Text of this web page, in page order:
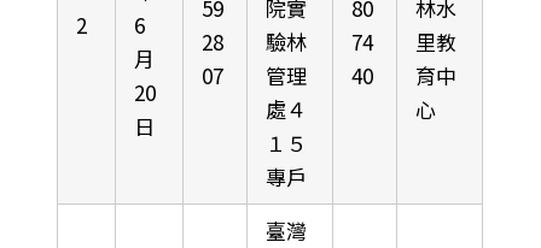
2
6
月
20
日
59
28
07
院實
驗林
管理
處４
１５
專戶
80
74
40
林水
里教
育中
心
臺灣